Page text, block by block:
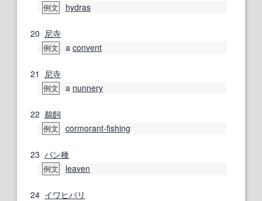
例文 hydras
20 尼寺
例文 a convent
21 尼寺
例文 a nunnery
22 鵜飼
例文 cormorant-fishing
23 バン種
例文 leaven
24 イワヒバリ